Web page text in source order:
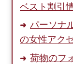
ベスト割引
パーソナ
の女性アク
荷物のフ